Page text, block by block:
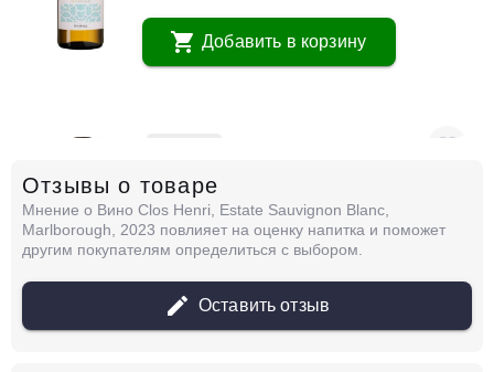
Добавить в корзину
Вино Little Beauty Sauvignon Blanc,
Marlborough, 2023
Новая Зеландия Мальборо Estate
Белое
Сухое
13.5 %
4 964 ₽
Добавить в корзину
Отзывы о товаре
Оставить отзыв
Мнение о Вино Clos Henri, Estate Sauvignon Blanc,
Marlborough, 2023 повлияет на оценку напитка и поможет
другим покупателям определиться с выбором.